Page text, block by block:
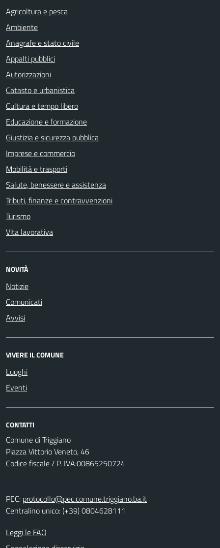
Agricoltura e pesca
Ambiente
Anagrafe e stato civile
Appalti pubblici
Autorizzazioni
Catasto e urbanistica
Cultura e tempo libero
Educazione e formazione
Giustizia e sicurezza pubblica
Imprese e commercio
Mobilità e trasporti
Salute, benessere e assistenza
Tributi, finanze e contravvenzioni
Turismo
Vita lavorativa
NOVITÀ
Notizie
Comunicati
Avvisi
VIVERE IL COMUNE
Luoghi
Eventi
CONTATTI
Comune di Triggiano
Piazza Vittorio Veneto, 46
Codice fiscale / P. IVA:00865250724
PEC: protocollo@pec.comune.triggiano.ba.it
Centralino unico: (+39) 0804628111
Leggi le FAQ